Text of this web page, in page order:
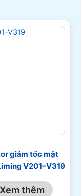
giảm tốc mặt
V201–V319
Xem thêm